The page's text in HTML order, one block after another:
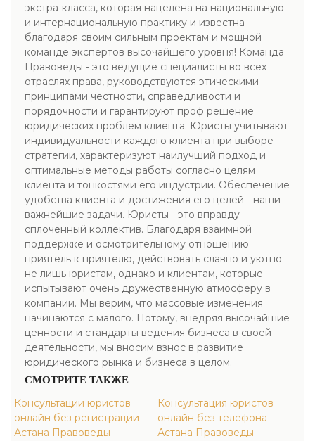
экстра-класса, которая нацелена на национальную
и интернациональную практику и известна
благодаря своим сильным проектам и мощной
команде экспертов высочайшего уровня! Команда
Правоведы - это ведущие специалисты во всех
отраслях права, руководствуются этическими
принципами честности, справедливости и
порядочности и гарантируют проф решение
юридических проблем клиента. Юристы учитывают
индивидуальности каждого клиента при выборе
стратегии, характеризуют наилучший подход и
оптимальные методы работы согласно целям
клиента и тонкостями его индустрии. Обеспечение
удобства клиента и достижения его целей - наши
важнейшие задачи. Юристы - это вправду
сплоченный коллектив. Благодаря взаимной
поддержке и осмотрительному отношению
приятель к приятелю, действовать славно и уютно
не лишь юристам, однако и клиентам, которые
испытывают очень дружественную атмосферу в
компании. Мы верим, что массовые изменения
начинаются с малого. Потому, внедряя высочайшие
ценности и стандарты ведения бизнеса в своей
деятельности, мы вносим взнос в развитие
юридического рынка и бизнеса в целом.
СМОТРИТЕ ТАКЖЕ
Консультации юристов
онлайн без регистрации -
Астана Правоведы
Консультация юристов
онлайн без телефона -
Астана Правоведы